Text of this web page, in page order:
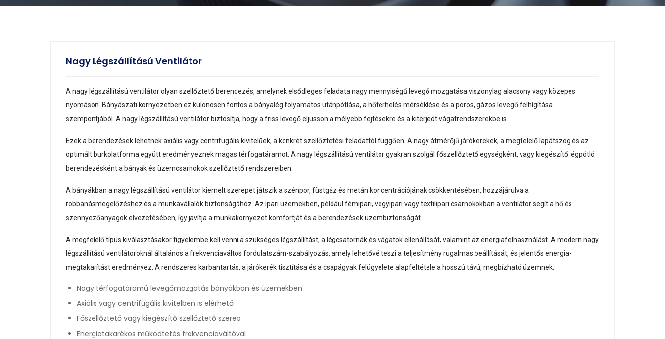
Nagy Légszállítású Ventilátor
A nagy légszállítású ventilátor olyan szellőztető berendezés, amelynek elsődleges feladata nagy mennyiségű levegő mozgatása viszonylag alacsony vagy közepes
nyomáson. Bányászati környezetben ez különösen fontos a bányalég folyamatos utánpótlása, a hőterhelés mérséklése és a poros, gázos levegő felhígítása
szempontjából. A nagy légszállítású ventilátor biztosítja, hogy a friss levegő eljusson a mélyebb fejtésekre és a kiterjedt vágatrendszerekbe is.
Ezek a berendezések lehetnek axiális vagy centrifugális kivitelűek, a konkrét szellőztetési feladattól függően. A nagy átmérőjű járókerekek, a megfelelő lapátszög és az
optimált burkolatforma együtt eredményeznek magas térfogatáramot. A nagy légszállítású ventilátor gyakran szolgál főszellőztető egységként, vagy kiegészítő légpótló
berendezésként a bányák és üzemcsarnokok szellőztető rendszereiben.
A bányákban a nagy légszállítású ventilátor kiemelt szerepet játszik a szénpor, füstgáz és metán koncentrációjának csökkentésében, hozzájárulva a
robbanásmegelőzéshez és a munkavállalók biztonságához. Az ipari üzemekben, például fémipari, vegyipari vagy textilipari csarnokokban a ventilátor segít a hő és
szennyezőanyagok elvezetésében, így javítja a munkakörnyezet komfortját és a berendezések üzembiztonságát.
A megfelelő típus kiválasztásakor figyelembe kell venni a szükséges légszállítást, a légcsatornák és vágatok ellenállását, valamint az energiafelhasználást. A modern nagy
légszállítású ventilátoroknál általános a frekvenciaváltós fordulatszám-szabályozás, amely lehetővé teszi a teljesítmény rugalmas beállítását, és jelentős energia-
megtakarítást eredményez. A rendszeres karbantartás, a járókerék tisztítása és a csapágyak felügyelete alapfeltétele a hosszú távú, megbízható üzemnek.
Nagy térfogatáramú levegőmozgatás bányákban és üzemekben
Axiális vagy centrifugális kivitelben is elérhető
Főszellőztető vagy kiegészítő szellőztető szerep
Energiatakarékos működtetés frekvenciaváltóval